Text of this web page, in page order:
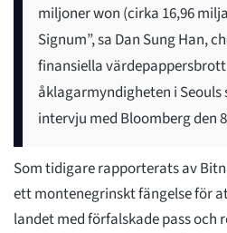
miljoner won (cirka 16,96
Signum”, sa Dan Sung Han,
finansiella
åklagarmyndigheten i Seouls
intervju med Bloomberg den
Som tidigare rapporterats av
ett montenegrinskt fängelse för
landet med förfalskade pass och